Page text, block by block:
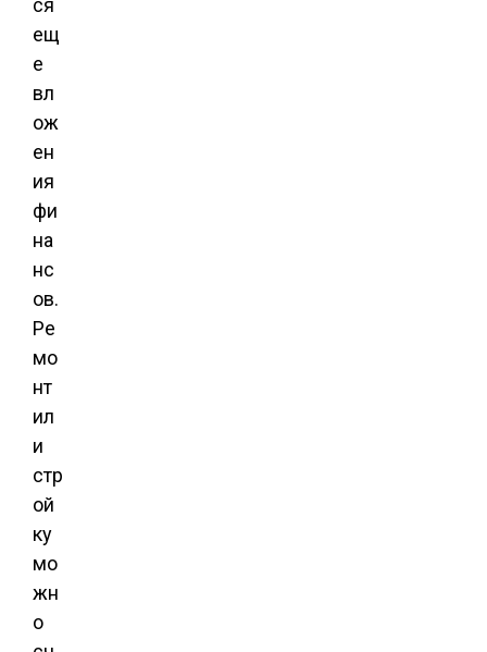
ся
ещ
е
вл
ож
ен
ия
фи
на
нс
ов.
Ре
мо
нт
ил
и
стр
ой
ку
мо
жн
о